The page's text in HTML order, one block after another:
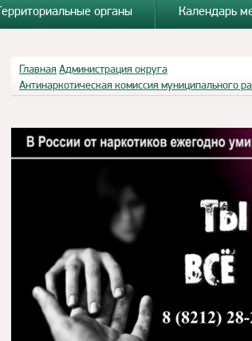
органы Календарь
Главная Администрация округа
Антинаркотическая комиссия муниципального